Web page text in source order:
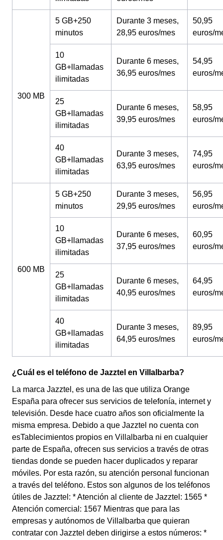
300 MB
5 GB+250
minutos
Durante 3 meses,
28,95 euros/mes
50,95
euros/
10
GB+llamadas
ilimitadas
Durante 6 meses,
36,95 euros/mes
54,95
euros/
25
GB+llamadas
ilimitadas
Durante 6 meses,
39,95 euros/mes
58,95
euros/
40
GB+llamadas
ilimitadas
Durante 3 meses,
63,95 euros/mes
74,95
euros/
600 MB
5 GB+250
minutos
Durante 3 meses,
29,95 euros/mes
56,95
euros/
10
GB+llamadas
ilimitadas
Durante 6 meses,
37,95 euros/mes
60,95
euros/
25
GB+llamadas
ilimitadas
Durante 6 meses,
40,95 euros/mes
64,95
euros/
40
GB+llamadas
ilimitadas
Durante 3 meses,
64,95 euros/mes
89,95
euros/
¿Cuál es el teléfono de Jazztel en Villalbarba?
La marca Jazztel, es una de las que utiliza Orange
España para ofrecer sus servicios de telefonía, internet y
televisión. Desde hace cuatro años son oficialmente la
misma empresa. Debido a que Jazztel no cuenta con
esTablecimientos propios en Villalbarba ni en cualquier
parte de España, ofrecen sus servicios a través de otras
tiendas donde se pueden hacer duplicados y reparar
móviles. Por esta razón, su atención personal funcionan
a través del teléfono. Estos son algunos de los teléfonos
útiles de Jazztel: * Atención al cliente de Jazztel: 1565 *
Atención comercial: 1567 Mientras que para las
empresas y autónomos de Villalbarba que quieran
contratar con Jazztel deben dirigirse a estos números: *